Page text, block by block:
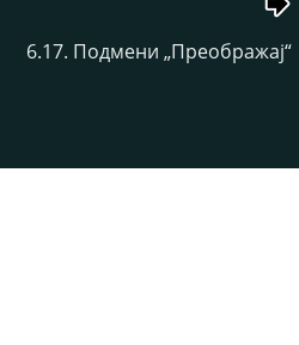
6.17. Подмени „Преображај“